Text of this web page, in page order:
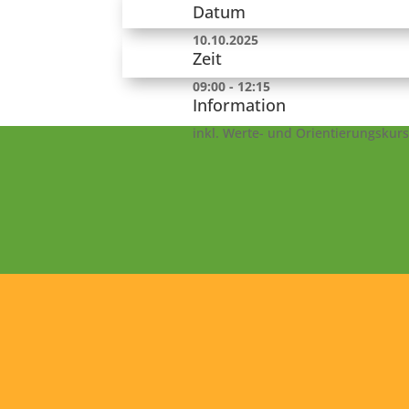
Datum
10.10.2025
Zeit
09:00 - 12:15
Information
inkl. Werte- und